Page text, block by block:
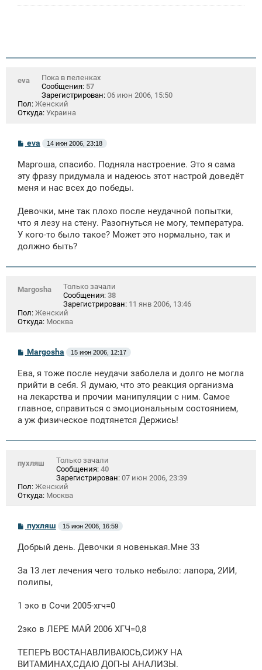
eva
Пока в пеленках
Сообщения: 57
Зарегистрирован: 06 июн 2006, 15:50
Пол: Женский
Откуда: Украина
С
о
б
щ
е
н
eva 14 июн 2006, 23:18
Маргоша, спасибо. Подняла настроение. Это я сама
эту фразу придумала и надеюсь этот настрой доведёт
меня и нас всех до победы.
Девочки, мне так плохо после неудачной попытки,
что я лезу на стену. Разогнуться не могу, температура.
У кого-то было такое? Может это нормально, так и
должно быть?
Margosha
Только зачали
Сообщения: 38
Зарегистрирован: 11 янв 2006, 13:46
Пол: Женский
Откуда: Москва
С
о
б
щ
е
н
и
Margosha 15 июн 2006, 12:17
Ева, я тоже после неудачи заболела и долго не могла
прийти в себя. Я думаю, что это реакция организма
на лекарства и прочии манипуляции с ним. Самое
главное, справиться с эмоциональным состоянием,
а уж физическое подтянется Держись!
пухляш
Только зачали
Сообщения: 40
Зарегистрирован: 07 июн 2006, 23:39
Пол: Женский
Откуда: Москва
С
о
б
н
и
пухляш 15 июн 2006, 16:59
Добрый день. Девочки я новенькая.Мне 33
За 13 лет лечения чего только небыло: лапора, 2ИИ,
полипы,
1 эко в Сочи 2005-хгч=0
2эко в ЛЕРЕ МАЙ 2006 ХГЧ=0,8
ТЕПЕРЬ ВОСТАНАВЛИВАЮСЬ,СИЖУ НА
ВИТАМИНАХ,СДАЮ ДОП-Ы АНАЛИЗЫ.